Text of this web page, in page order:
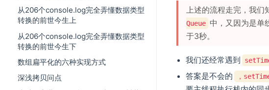
从206个console.log完全弄懂数据类型
转换的前世今生上
从206个console.log完全弄懂数据类型
转换的前世今生下
数组扁平化的六种实现方式
深浅拷贝问点
上述的流程走完，我们
Queue 中，又因为是单
于3秒。
我们还经常遇到
答案是不会的
，